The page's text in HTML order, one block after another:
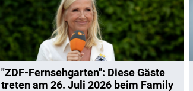
"ZDF-Fernsehgarten": Diese Gäste
treten am 26. Juli 2026 beim Family